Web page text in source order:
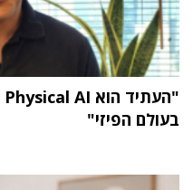
בעולם הפיזי"